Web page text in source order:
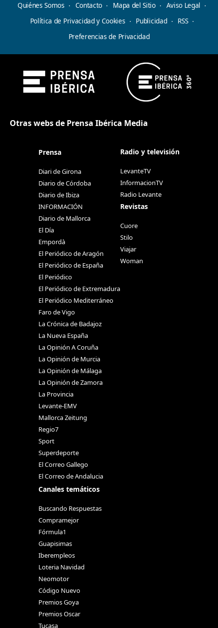
Quiénes Somos Contacto Mapa del Sitio
Aviso Legal
Política de Privacidad y Cookies
Publicidad
RSS
Preferencias de Privacidad
Otras webs de Prensa Ibérica Media
Prensa
Diari de Girona
Diario de Córdoba
Diario de Ibiza
INFORMACIÓN
Diario de Mallorca
El Día
Empordà
El Periódico de Aragón
El Periódico de España
El Periódico
El Periódico de Extremadura
El Periódico Mediterráneo
Faro de Vigo
La Crónica de Badajoz
La Nueva España
La Opinión A Coruña
La Opinión de Murcia
La Opinión de Málaga
La Opinión de Zamora
La Provincia
Levante-EMV
Mallorca Zeitung
Regio7
Sport
Superdeporte
El Correo Gallego
El Correo de Andalucia
Canales temáticos
Buscando Respuestas
Compramejor
Fórmula1
Guapisimas
Iberempleos
Loteria Navidad
Neomotor
Código Nuevo
Premios Goya
Premios Oscar
Tucasa
Radio y televisión
LevanteTV
InformacionTV
Radio Levante
Revistas
Cuore
Stilo
Viajar
Woman